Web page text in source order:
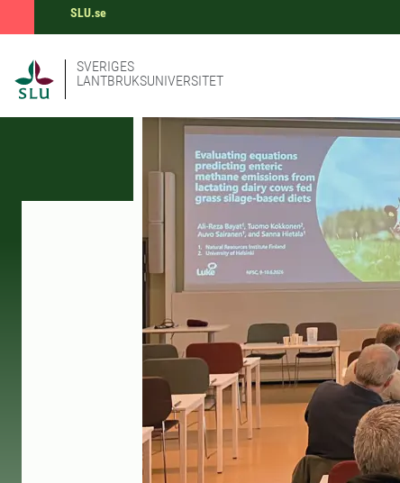
SLU.se
SVERIGES
LANTBRUKSUNIVERSITET